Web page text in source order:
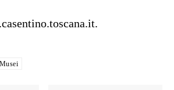
Musei